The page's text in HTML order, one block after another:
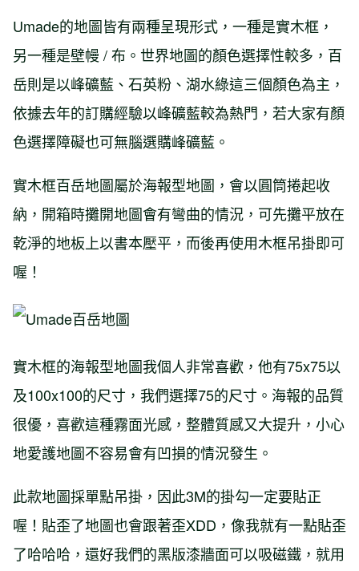
Umade的地圖皆有兩種呈現形式，一種是實木框，
另一種是壁幔 / 布。世界地圖的顏色選擇性較多，百
岳則是以峰礦藍、石英粉、湖水綠這三個顏色為主，
依據去年的訂購經驗以峰礦藍較為熱門，若大家有顏
色選擇障礙也可無腦選購峰礦藍。
實木框百岳地圖屬於海報型地圖，會以圓筒捲起收
納，開箱時攤開地圖會有彎曲的情況，可先攤平放在
乾淨的地板上以書本壓平，而後再使用木框吊掛即可
喔！
實木框的海報型地圖我個人非常喜歡，他有75x75以
及100x100的尺寸，我們選擇75的尺寸。海報的品質
很優，喜歡這種霧面光感，整體質感又大提升，小心
地愛護地圖不容易會有凹損的情況發生。
此款地圖採單點吊掛，因此3M的掛勾一定要貼正
喔！貼歪了地圖也會跟著歪XDD，像我就有一點貼歪
了哈哈哈，還好我們的黑版漆牆面可以吸磁鐵，就用